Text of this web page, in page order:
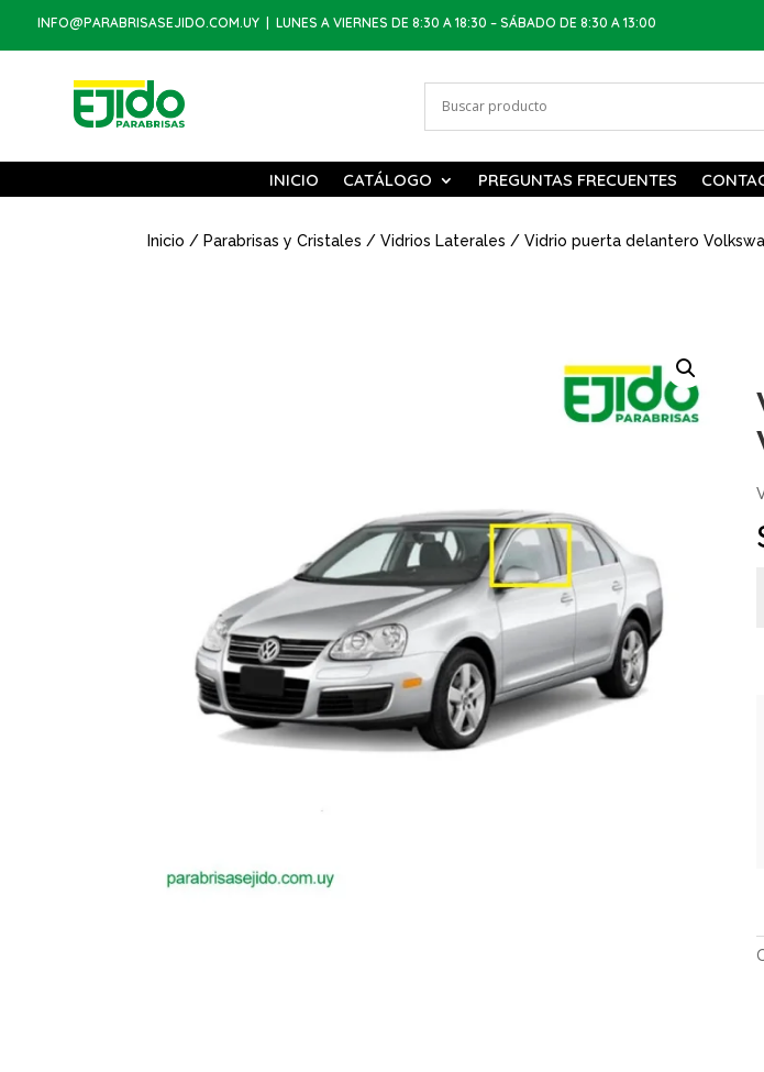
INFO@PARABRISASEJIDO.COM.UY| LUNES A VIERNES DE 8:30 A 18:30 – SÁBADO DE 8:30 A 13:00
INICIO CATÁLOGO PREGUNTAS FRECUENTES
Inicio / Parabrisas y Cristales /Vidrios Laterales / Vidrio puerta delantero